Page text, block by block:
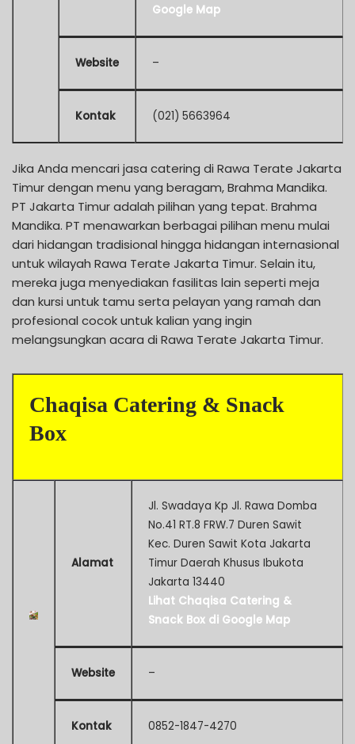
Google Map
Website –
Kontak (021) 5663964
Jika Anda mencari jasa catering di Rawa Terate Jakarta
Timur dengan menu yang beragam, Brahma Mandika.
PT Jakarta Timur adalah pilihan yang tepat. Brahma
Mandika. PT menawarkan berbagai pilihan menu mulai
dari hidangan tradisional hingga hidangan internasional
untuk wilayah Rawa Terate Jakarta Timur. Selain itu,
mereka juga menyediakan fasilitas lain seperti meja
dan kursi untuk tamu serta pelayan yang ramah dan
profesional cocok untuk kalian yang ingin
melangsungkan acara di Rawa Terate Jakarta Timur.
Chaqisa Catering & Snack
Box
Alamat
Jl. Swadaya Kp Jl. Rawa Domba
No.41 RT.8 FRW.7 Duren Sawit
Kec. Duren Sawit Kota Jakarta
Timur Daerah Khusus Ibukota
Jakarta 13440
Lihat Chaqisa Catering &
Snack Box di Google Map
Website –
Kontak 0852-1847-4270